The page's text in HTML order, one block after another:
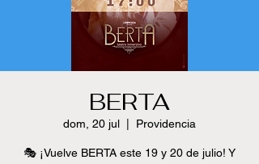
BERTA
dom, 20 jul Providencia
🎭 ¡Vuelve BERTA este 19 y 20 de julio! Y